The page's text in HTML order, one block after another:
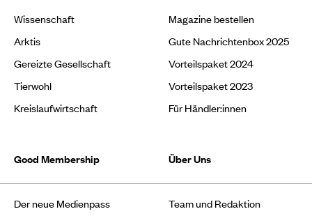
Wissenschaft
Arktis
Gereizte Gesellschaft
Tierwohl
Kreislaufwirtschaft
Magazine bestellen
Gute Nachrichtenbox 2025
Vorteilspaket 2024
Vorteilspaket 2023
Für Händler:innen
Good Membership
Der neue Medienpass
Über Uns
Team und Redaktion